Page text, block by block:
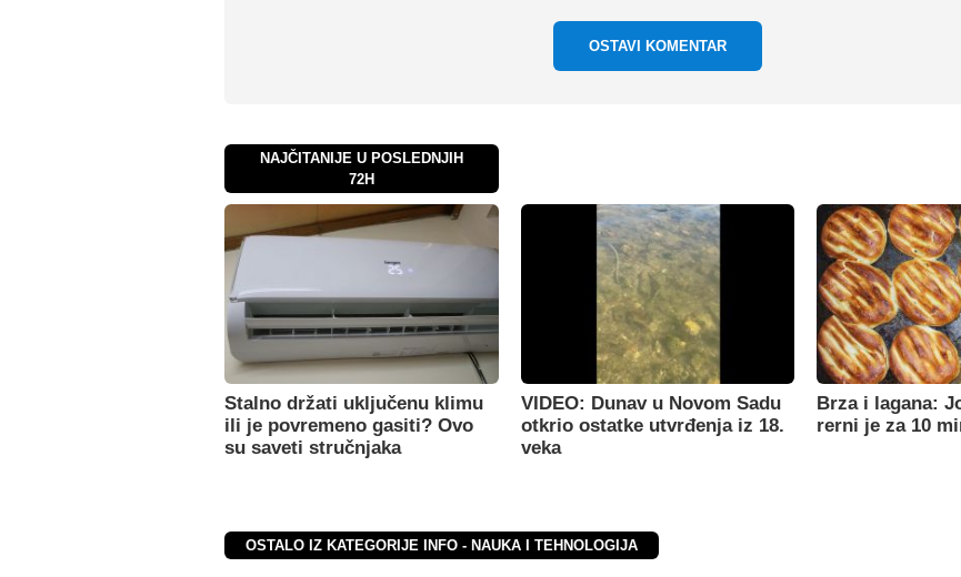
OSTAVI KOMENTAR
NAJČITANIJE U POSLEDNJIH
72H
Stalno držati uključenu klimu
ili je povremeno gasiti? Ovo
su saveti stručnjaka
VIDEO: Dunav u Novom Sadu
otkrio ostatke utvrđenja iz 18.
veka
Brza i lagana:
rerni je za 10
OSTALO IZ KATEGORIJE INFO - NAUKA I TEHNOLOGIJA